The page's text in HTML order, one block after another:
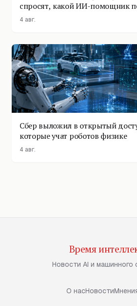
спросят, какой ИИ-помощник
4 авг.
Сбер выложил в открытый
которые учат роботов физике
4 авг.
Время
Новости AI и машинного
О насНовости